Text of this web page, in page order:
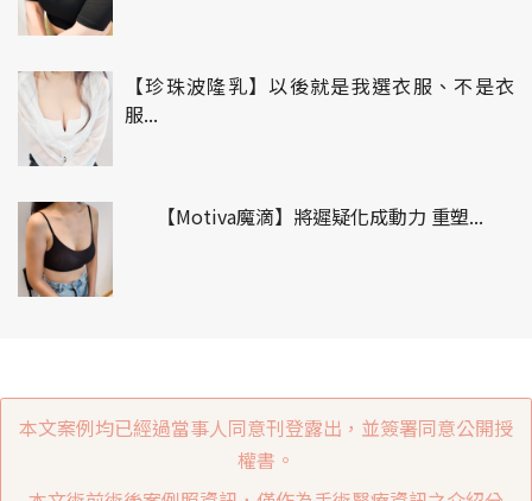
【珍珠波隆乳】以後就是我選衣服、不是衣
服...
【Motiva魔滴】將遲疑化成動力 重塑...
本文案例均已經過當事人同意刊登露出，並簽署同意公開授
權書。